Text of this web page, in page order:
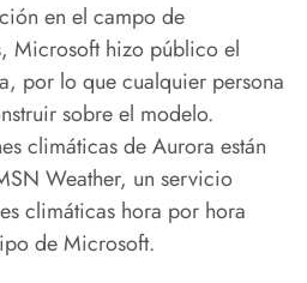
en el campo de
Microsoft hizo público el
por lo que cualquier persona
sobre el modelo.
climáticas de Aurora están
Weather, un servicio
climáticas hora por hora
de Microsoft.